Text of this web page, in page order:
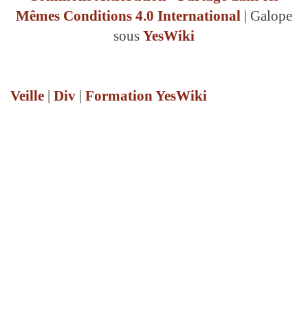
Mêmes Conditions 4.0 International | Galope
sous YesWiki
Veille | Div | Formation YesWiki